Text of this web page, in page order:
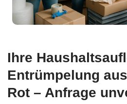
Ihre
Entrümpelung
Rot – Anfrage